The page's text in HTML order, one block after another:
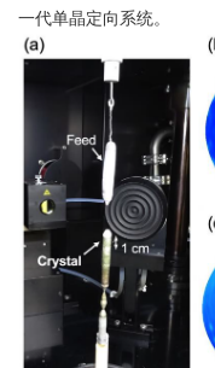
一代单晶定向系统。